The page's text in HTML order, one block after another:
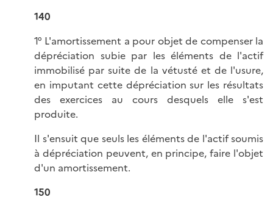
140
1° L'amortissement a pour objet de compenser la
dépréciation subie par les éléments de l'actif
immobilisé par suite de la vétusté et de l'usure,
en imputant cette dépréciation sur les résultats
des exercices au cours desquels elle s'est
produite.
Il s'ensuit que seuls les éléments de l'actif soumis
à dépréciation peuvent, en principe, faire l'objet
d'un amortissement.
150